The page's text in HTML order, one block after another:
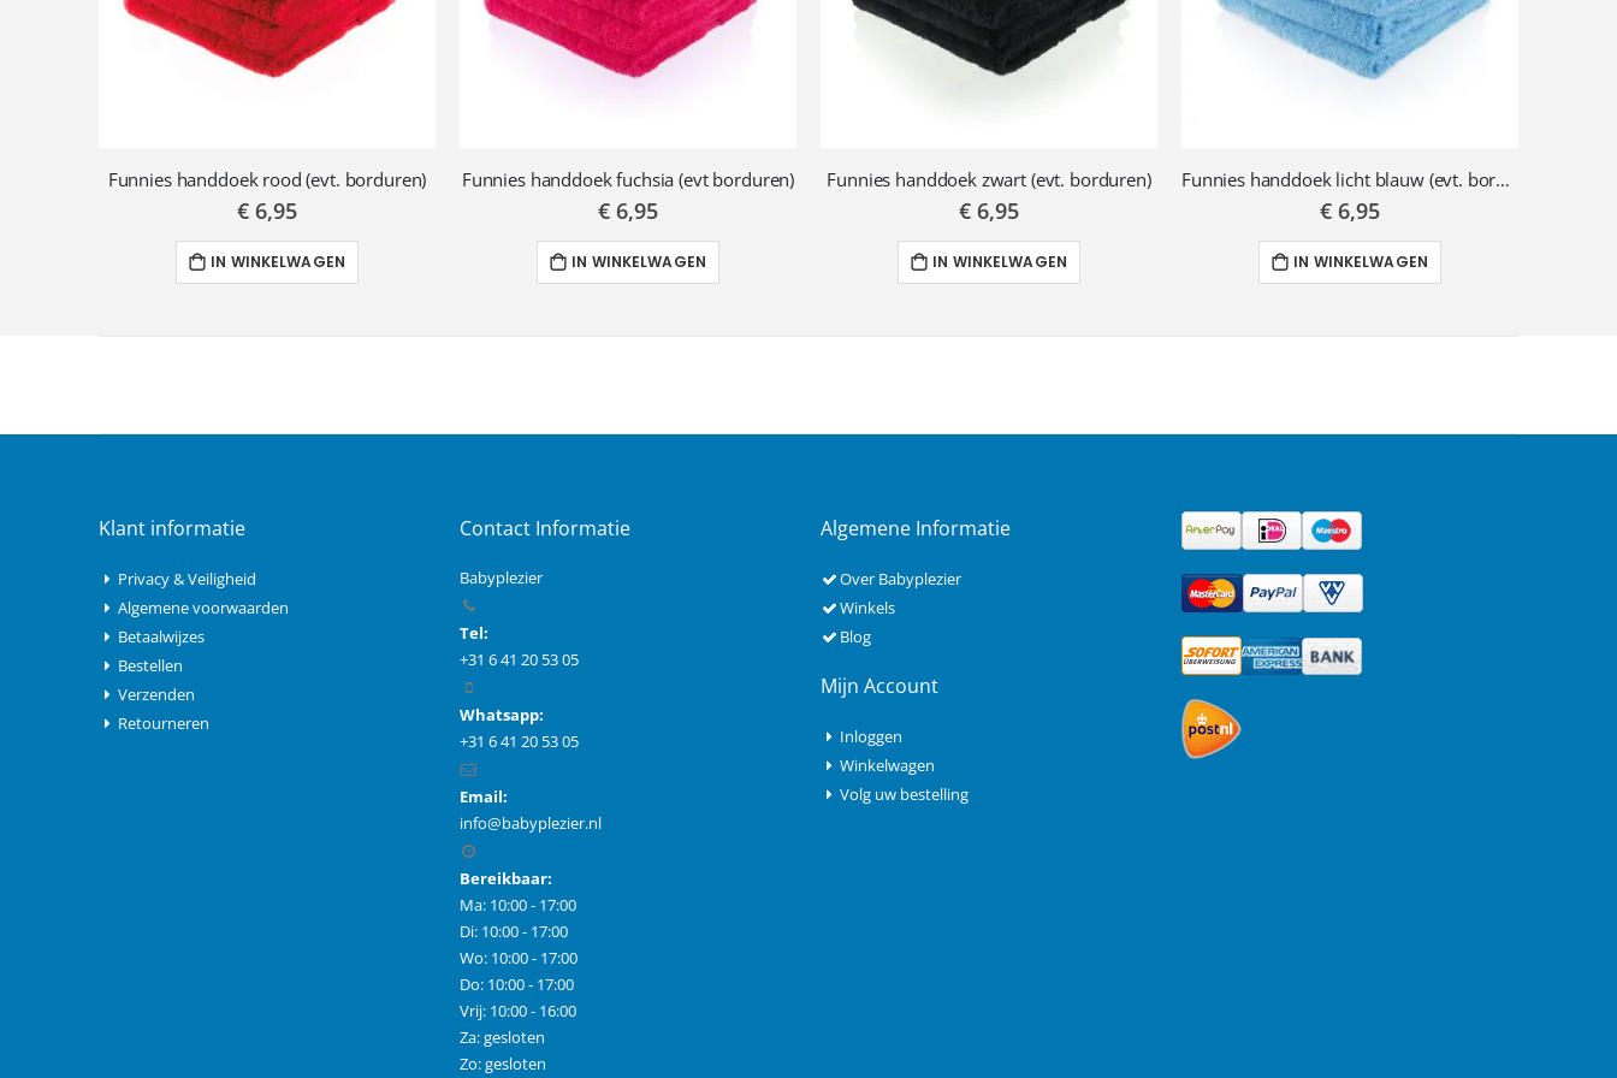
Funnies handdoek rood (evt. borduren)
€ 6,95
IN WINKELWAGEN
Funnies handdoek fuchsia (evt borduren)
€ 6,95
IN WINKELWAGEN
Funnies handdoek zwart (evt. borduren)
€ 6,95
IN WINKELWAGEN
Funnies handdoek licht blauw (evt. borduren)
€ 6,95
IN WINKELWAGEN
Klant informatie
Privacy & Veiligheid
Algemene voorwaarden
Betaalwijzes
Bestellen
Verzenden
Retourneren
Contact Informatie
Babyplezier
Tel:
+31 6 41 20 53 05
Whatsapp:
+31 6 41 20 53 05
Email:
info@babyplezier.nl
Bereikbaar:
Ma: 10:00 - 17:00
Di: 10:00 - 17:00
Wo: 10:00 - 17:00
Do: 10:00 - 17:00
Vrij: 10:00 - 16:00
Za: gesloten
Zo: gesloten
Algemene Informatie
Over Babyplezier
Winkels
Blog
Mijn Account
Inloggen
Winkelwagen
Volg uw bestelling